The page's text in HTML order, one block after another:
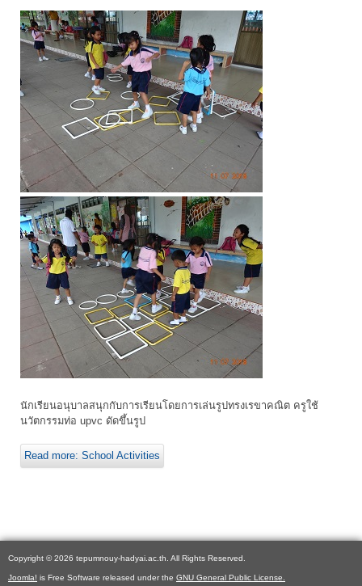
นักเรียนอนุบาลสนุกกับการเรียนโดยการเล่นรูปทรงเรขาคณิต ครูใช้
นวัตกรรมท่อ upvc ดัดขึ้นรูป
Read more: School Activities
Copyright © 2026 tepumnouy-hadyai.ac.th. All Rights Reserved.
Joomla! is Free Software released under the GNU General Public License.